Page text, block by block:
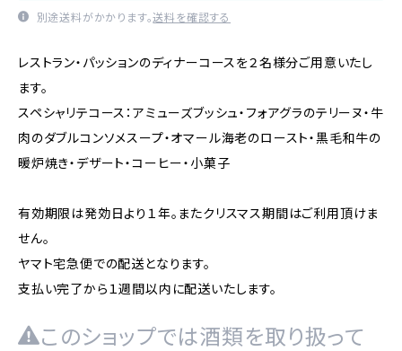
別途送料がかかります。送料を確認する
レストラン・パッションのディナーコースを２名様分ご用意いたし
ます。
スペシャリテコース：アミューズブッシュ・フォアグラのテリーヌ・牛
肉のダブルコンソメスープ・オマール海老のロースト・黒毛和牛の
暖炉焼き・デザート・コーヒー・小菓子
有効期限は発効日より１年。またクリスマス期間はご利用頂けま
せん。
ヤマト宅急便での配送となります。
支払い完了から１週間以内に配送いたします。
このショップでは酒類を取り扱って